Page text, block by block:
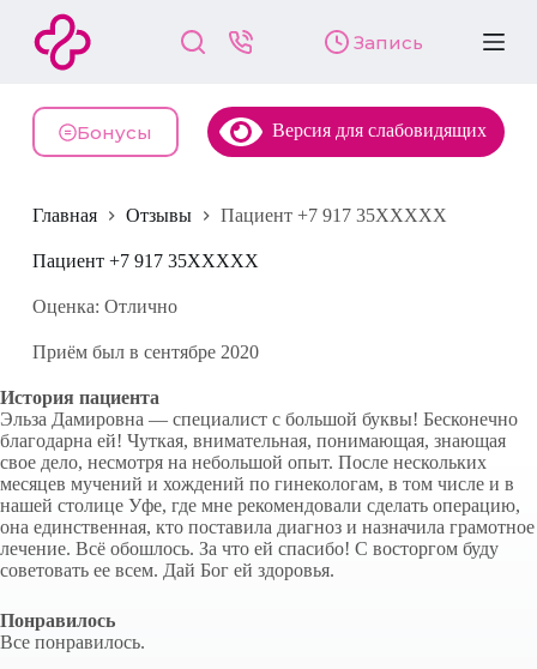
й
и
у
и
Запись
Бонусы Версия для слабовидящих
Главная Отзывы Пациент +7 917 35XXXXX
Пациент +7 917 35XXXXX
Оценка: Отлично
Приём был в сентябре 2020
История пациента
Эльза Дамировна — специалист с большой буквы! Бесконечно
благодарна ей! Чуткая, внимательная, понимающая, знающая
свое дело, несмотря на небольшой опыт. После нескольких
месяцев мучений и хождений по гинекологам, в том числе и в
нашей столице Уфе, где мне рекомендовали сделать операцию,
она единственная, кто поставила диагноз и назначила грамотное
лечение. Всё обошлось. За что ей спасибо! С восторгом буду
советовать ее всем. Дай Бог ей здоровья.
Понравилось
Все понравилось.